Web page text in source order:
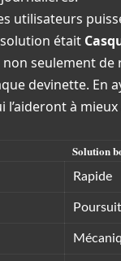
utilisateurs
était
seulement
devinette. En
à
Solution
Rapide